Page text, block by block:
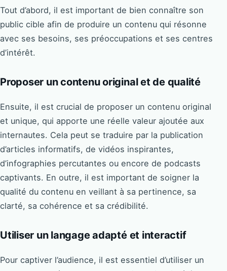
Tout d’abord, il est important de bien connaître son
public cible afin de produire un contenu qui résonne
avec ses besoins, ses préoccupations et ses centres
d’intérêt.
Proposer un contenu original et de qualité
Ensuite, il est crucial de proposer un contenu original
et unique, qui apporte une réelle valeur ajoutée aux
internautes. Cela peut se traduire par la publication
d’articles informatifs, de vidéos inspirantes,
d’infographies percutantes ou encore de podcasts
captivants. En outre, il est important de soigner la
qualité du contenu en veillant à sa pertinence, sa
clarté, sa cohérence et sa crédibilité.
Utiliser un langage adapté et interactif
Pour captiver l’audience, il est essentiel d’utiliser un